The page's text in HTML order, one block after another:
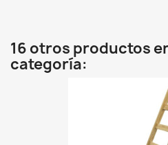
16 otros productos
categoría: